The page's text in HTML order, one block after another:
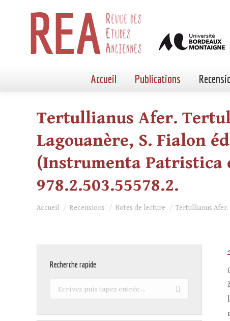
Accueil Publications
Tertullianus Afer.
Lagouanère, S. Fialon
(Instrumenta Patristica
978.2.503.55578.2.
Vous êtes ici :
Accueil Recensions Notes de lecture Tertullianus
Recherche rapide
Recherche